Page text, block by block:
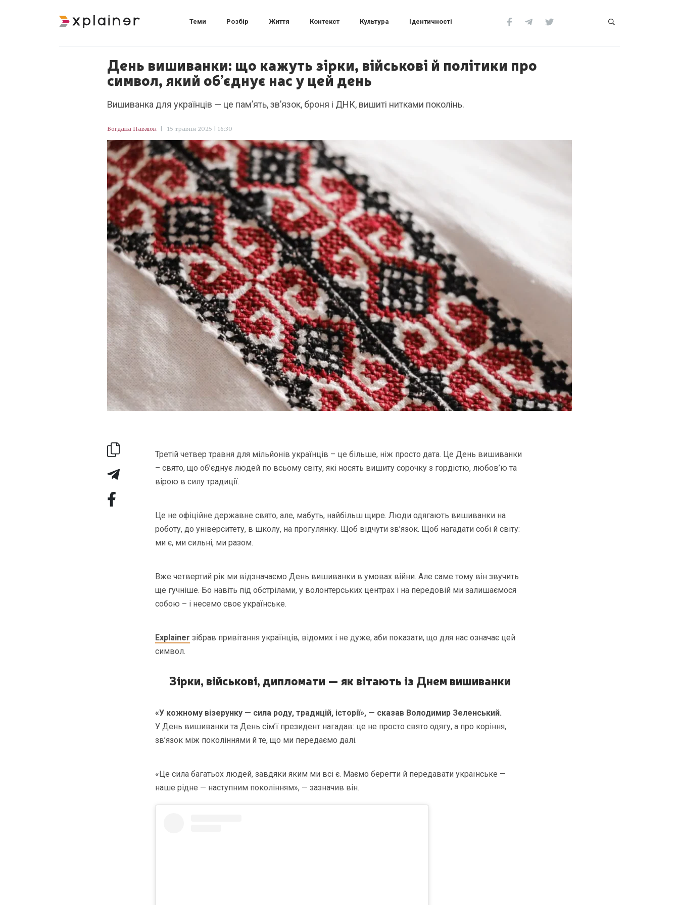
Теми Розбір Життя Контекст Культура Ідентичності
День вишиванки: що кажуть зірки, військові й політики про
символ, який об’єднує нас у цей день
Вишиванка для українців — це памʼять, зв’язок, броня і ДНК, вишиті нитками поколінь.
Богдана Павлюк 15 травня 2025 | 16:30
Третій четвер травня для мільйонів українців – це більше, ніж просто дата. Це День вишиванки
– свято, що об’єднує людей по всьому світу, які носять вишиту сорочку з гордістю, любов’ю та
вірою в силу традиції.
Це не офіційне державне свято, але, мабуть, найбільш щире. Люди одягають вишиванки на
роботу, до університету, в школу, на прогулянку. Щоб відчути зв’язок. Щоб нагадати собі й світу:
ми є, ми сильні, ми разом.
Вже четвертий рік ми відзначаємо День вишиванки в умовах війни. Але саме тому він звучить
ще гучніше. Бо навіть під обстрілами, у волонтерських центрах і на передовій ми залишаємося
собою – і несемо своє українське.
Explainer зібрав привітання українців, відомих і не дуже, аби показати, що для нас означає цей
символ.
Зірки, військові, дипломати — як вітають із Днем вишиванки
«У кожному візерунку — сила роду, традицій, історії», — сказав Володимир Зеленський.
У День вишиванки та День сімʼї президент нагадав: це не просто свято одягу, а про коріння,
зв’язок між поколіннями й те, що ми передаємо далі.
«Це сила багатьох людей, завдяки яким ми всі є. Маємо берегти й передавати українське —
наше рідне — наступним поколінням», — зазначив він.